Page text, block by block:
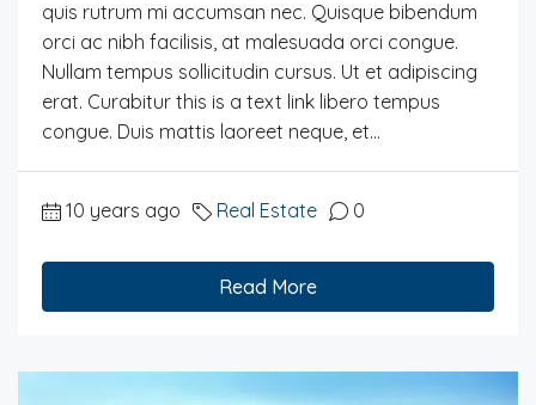
quis rutrum mi accumsan nec. Quisque bibendum
orci ac nibh facilisis, at malesuada orci congue.
Nullam tempus sollicitudin cursus. Ut et adipiscing
erat. Curabitur this is a text link libero tempus
congue. Duis mattis laoreet neque, et...
10 years ago Real Estate 0
Read More